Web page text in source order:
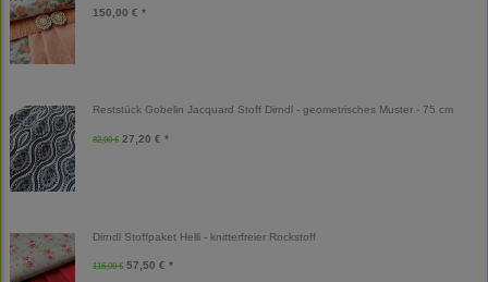
150,00 € *
Reststück Gobelin Jacquard Stoff Dirndl - geometrisches Muster - 75 cm
32,00 € 27,20 € *
Dirndl Stoffpaket Helli - knitterfreier Rockstoff
115,00 € 57,50 € *